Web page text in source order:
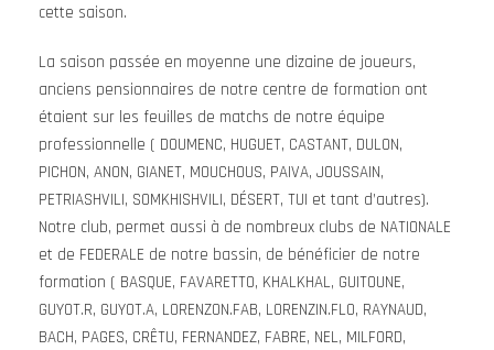
cette saison.
La saison passée en moyenne une dizaine de joueurs,
anciens pensionnaires de notre centre de formation ont
étaient sur les feuilles de matchs de notre équipe
professionnelle ( DOUMENC, HUGUET, CASTANT, DULON,
PICHON, ANON, GIANET, MOUCHOUS, PAIVA, JOUSSAIN,
PETRIASHVILI, SOMKHISHVILI, DÉSERT, TUI et tant d’autres).
Notre club, permet aussi à de nombreux clubs de NATIONALE
et de FEDERALE de notre bassin, de bénéficier de notre
formation ( BASQUE, FAVARETTO, KHALKHAL, GUITOUNE,
GUYOT.R, GUYOT.A, LORENZON.FAB, LORENZIN.FLO, RAYNAUD,
BACH, PAGES, CRÊTU, FERNANDEZ, FABRE, NEL, MILFORD,